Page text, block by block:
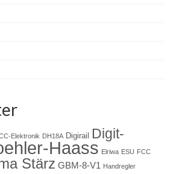
Elektronik DH18A Digirail
Digit-
Haass Elriwa ESU FCC
Stärz GBM-8-V1
Handregler